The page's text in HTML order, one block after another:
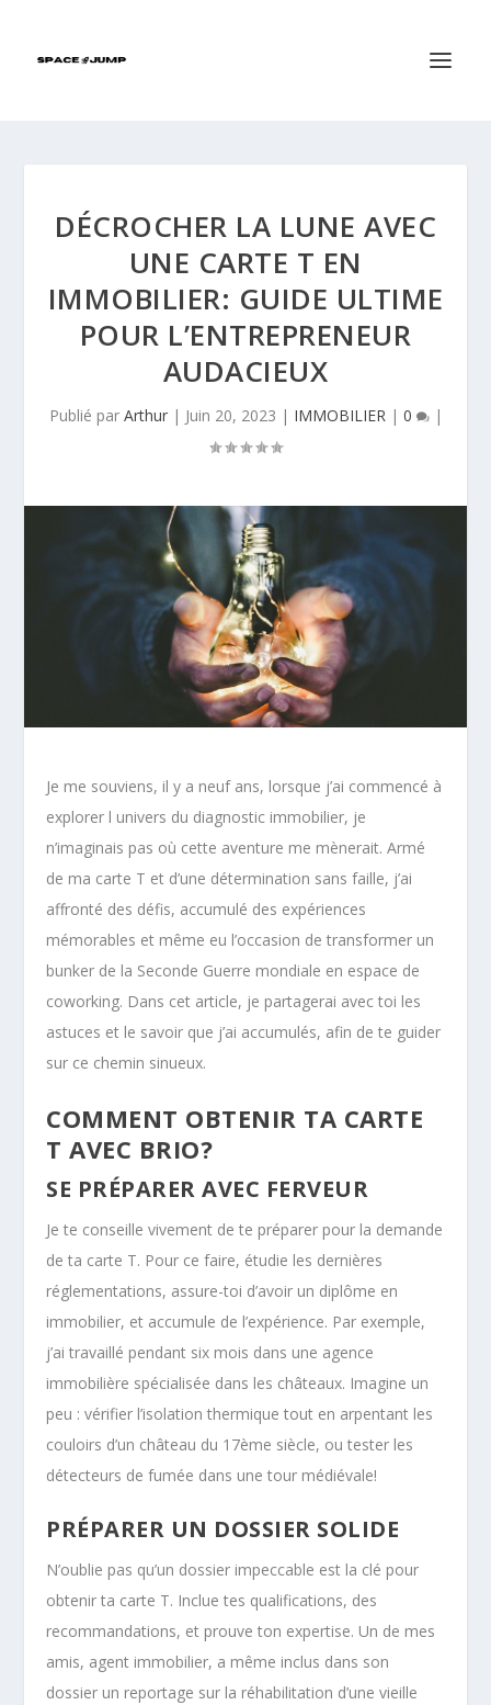
DÉCROCHER LA LUNE AVEC
UNE CARTE T EN
IMMOBILIER: GUIDE ULTIME
POUR L’ENTREPRENEUR
AUDACIEUX
Publié par Arthur| Juin 20, 2023 | IMMOBILIER| 0 |
Je me souviens, il y a neuf ans, lorsque j’ai commencé à
explorer l univers du diagnostic immobilier, je
n’imaginais pas où cette aventure me mènerait. Armé
de ma carte T et d’une détermination sans faille, j’ai
affronté des défis, accumulé des expériences
mémorables et même eu l’occasion de transformer un
bunker de la Seconde Guerre mondiale en espace de
coworking. Dans cet article, je partagerai avec toi les
astuces et le savoir que j’ai accumulés, afin de te guider
sur ce chemin sinueux.
COMMENT OBTENIR TA CARTE
T AVEC BRIO?
SE PRÉPARER AVEC FERVEUR
Je te conseille vivement de te préparer pour la demande
de ta carte T. Pour ce faire, étudie les dernières
réglementations, assure-toi d’avoir un diplôme en
immobilier, et accumule de l’expérience. Par exemple,
j’ai travaillé pendant six mois dans une agence
immobilière spécialisée dans les châteaux. Imagine un
peu : vérifier l’isolation thermique tout en arpentant les
couloirs d’un château du 17ème siècle, ou tester les
détecteurs de fumée dans une tour médiévale!
PRÉPARER UN DOSSIER SOLIDE
N’oublie pas qu’un dossier impeccable est la clé pour
obtenir ta carte T. Inclue tes qualifications, des
recommandations, et prouve ton expertise. Un de mes
amis, agent immobilier, a même inclus dans son
dossier un reportage sur la réhabilitation d’une vieille